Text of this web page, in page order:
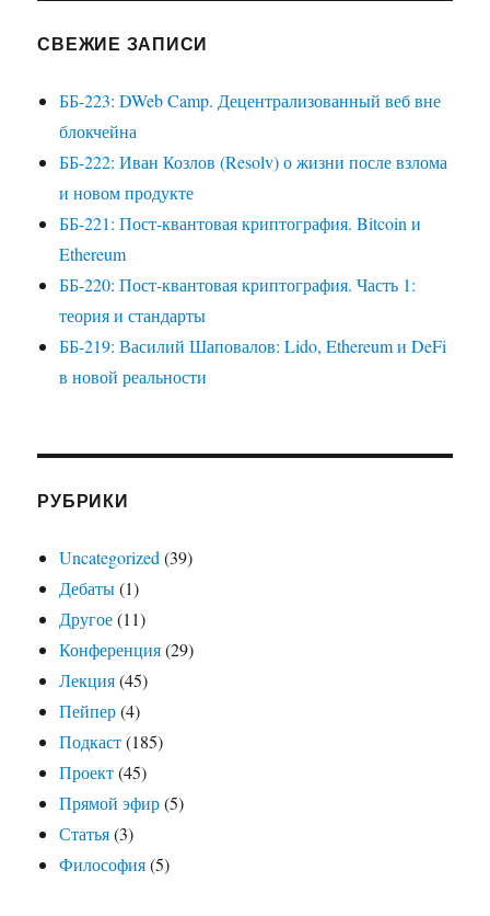
СВЕЖИЕ ЗАПИСИ
ББ-223: DWeb Camp. Децентрализованный веб вне
блокчейна
ББ-222: Иван Козлов (Resolv) о жизни после взлома
и новом продукте
ББ-221: Пост-квантовая криптография. Bitcoin и
Ethereum
ББ-220: Пост-квантовая криптография. Часть 1:
теория и стандарты
ББ-219: Василий Шаповалов: Lido, Ethereum и DeFi
в новой реальности
РУБРИКИ
Uncategorized (39)
Дебаты(1)
Другое(11)
Конференция(29)
Лекция(45)
Пейпер(4)
Подкаст(185)
Проект(45)
Прямой эфир(5)
Статья(3)
Философия(5)